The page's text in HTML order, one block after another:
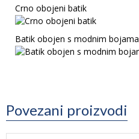
Crno obojeni batik
Batik obojen s modnim bojama
Povezani proizvodi